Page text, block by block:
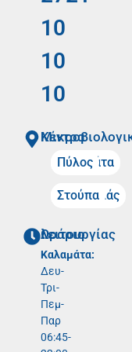
10
10
10
Mικροβιολογικά Κέντρα
Καλαμάτα
Πύλος
Μελιγαλάς
Στούπα
Ωράριο λειτουργίας
Καλαμάτα:
Δευ-
Τρι-
Πεμ-
Παρ
06:45-